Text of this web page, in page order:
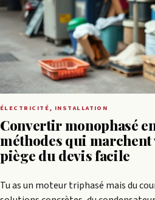
ÉLECTRICITÉ, INSTALLATION
Convertir monophasé
méthodes qui
piège du devis facile
Tu as un moteur triphasé mais du